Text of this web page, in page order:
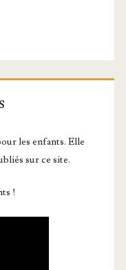
les enfants. Elle
sur ce site.
!